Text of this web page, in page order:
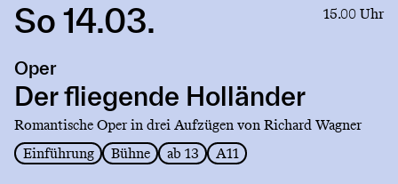
Link
Der
fliegende
Holländer
So 14.03. 15.00 Uhr
Oper
Der fliegende Holländer
Romantische Oper in drei Aufzügen von Richard Wagner
Einführung
Bühne ab 13 A11